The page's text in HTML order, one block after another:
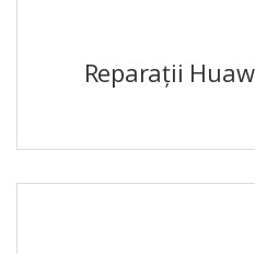
Reparații